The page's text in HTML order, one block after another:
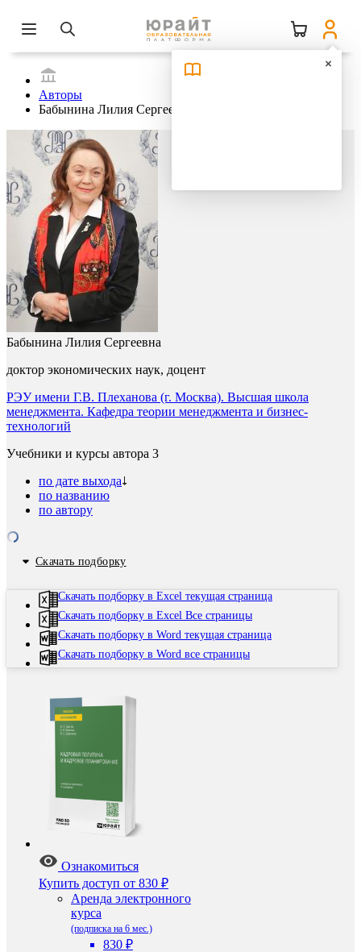
Авторы
Бабынина Лилия Сергеевна
Бабынина Лилия Сергеевна
доктор экономических наук, доцент
РЭУ имени Г.В. Плеханова (г. Москва). Высшая школа
менеджмента. Кафедра теории менеджмента и бизнес-
технологий
Учебники и курсы автора 3
по дате выхода
по названию
по автору
Скачать подборку
Скачать подборку в Excel текущая страница
Скачать подборку в Excel Все страницы
Скачать подборку в Word текущая страница
Скачать подборку в Word все страницы
Ознакомиться
Купить доступ от 830 ₽
Аренда электронного
курса
(подписка на 6 мес.)
830 ₽